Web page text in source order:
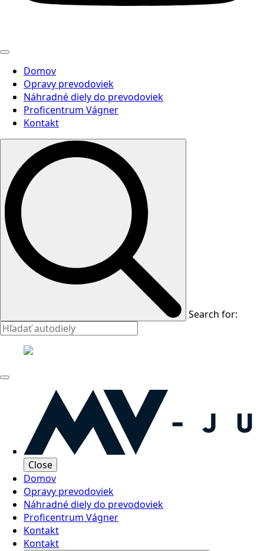
Domov
Opravy prevodoviek
Náhradné diely do prevodoviek
Proficentrum Vágner
Kontakt
Search for:
Close
Domov
Opravy prevodoviek
Náhradné diely do prevodoviek
Proficentrum Vágner
Kontakt
Kontakt